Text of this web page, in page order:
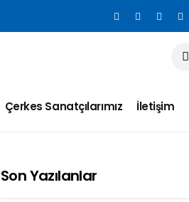
Çerkes Sanatçılarımız İletişim
Son Yazılanlar